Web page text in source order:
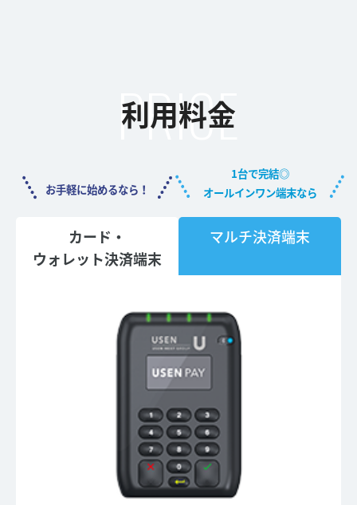
PRICE
利用料金
カード・
ウォレット決済端末
お手軽に始めるなら！
マルチ決済端末
1台で完結◎
オールインワン端末なら